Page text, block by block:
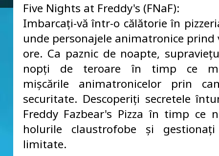
Five Nights at Freddy's (FNaF):
Imbarcați-vă într-o călătorie în
unde personajele animatronice prind
ore. Ca paznic de noapte,
nopți de teroare în timp ce
mișcările animatronicelor prin
securitate. Descoperiți secretele
Freddy Fazbear's Pizza în timp ce
holurile claustrofobe și gestionați
limitate.